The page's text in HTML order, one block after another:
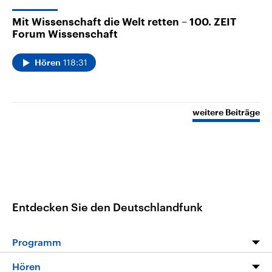
diskutieren, was unsere Gesellschaft spaltet. Erleben
wir zu viel Ich und zu wenig Wir?
Mit Wissenschaft die Welt retten – 100. ZEIT
Forum Wissenschaft
Hören 118:31
weitere Beiträge
Entdecken Sie den Deutschlandfunk
Programm
Programm
Hören